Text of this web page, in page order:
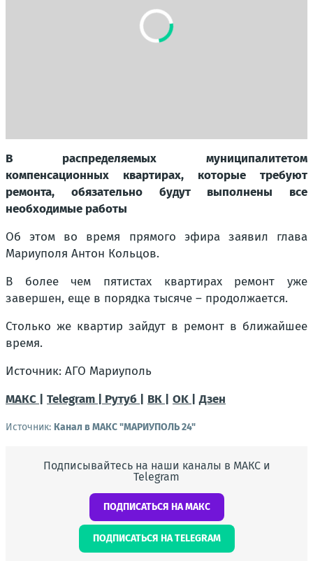
В распределяемых муниципалитетом
компенсационных квартирах, которые требуют
ремонта, обязательно будут выполнены все
необходимые работы
Об этом во время прямого эфира заявил глава
Мариуполя Антон Кольцов.
В более чем пятистах квартирах ремонт уже
завершен, еще в порядка тысяче – продолжается.
Столько же квартир зайдут в ремонт в ближайшее
время.
Источник: АГО Мариуполь
МАКС |
Telegram | Рутуб | ВК | OK | Дзен
Источник: Канал в МАКС "МАРИУПОЛЬ 24"
Подписывайтесь на наши каналы в МАКС и
Telegram
ПОДПИСАТЬСЯ НА МАКС
ПОДПИСАТЬСЯ НА TELEGRAM